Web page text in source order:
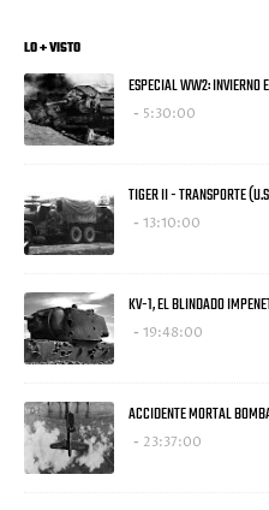
LO + VISTO
ESPECIAL WW2: INVIERNO
5:30:00
TIGER II - TRANSPORTE
13:10:00
KV-1, EL BLINDADO
19:48:00
ACCIDENTE MORTAL
23:37:00